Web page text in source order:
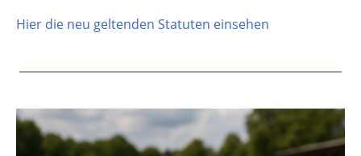
Hier die neu geltenden Statuten einsehen